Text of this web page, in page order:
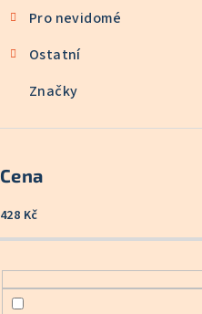
Pro nevidomé
Ostatní
Značky
Cena
428 Kč